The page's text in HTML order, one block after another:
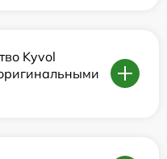
Kyvol